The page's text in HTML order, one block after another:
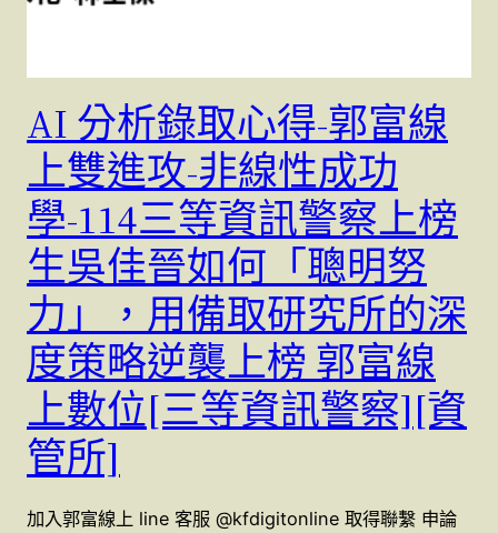
AI 分析錄取心得-郭富線
上雙進攻-非線性成功
學-114三等資訊警察上榜
生吳佳晉如何「聰明努
力」，用備取研究所的深
度策略逆襲上榜 郭富線
上數位[三等資訊警察][資
管所]
加入郭富線上 line 客服 @kfdigitonline 取得聯繫 申論